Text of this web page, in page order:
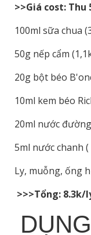
>>Giá cost: Thu
100ml sữa chua
50g nếp cẩm
20g bột béo
10ml kem béo
20ml nước
5ml nước chanh (
Ly, muỗng, ống
>>>Tổng: 8.3k/